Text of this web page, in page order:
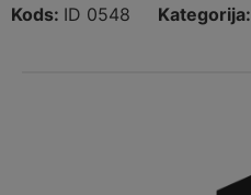
Kods: ID 0548 Kategorija: